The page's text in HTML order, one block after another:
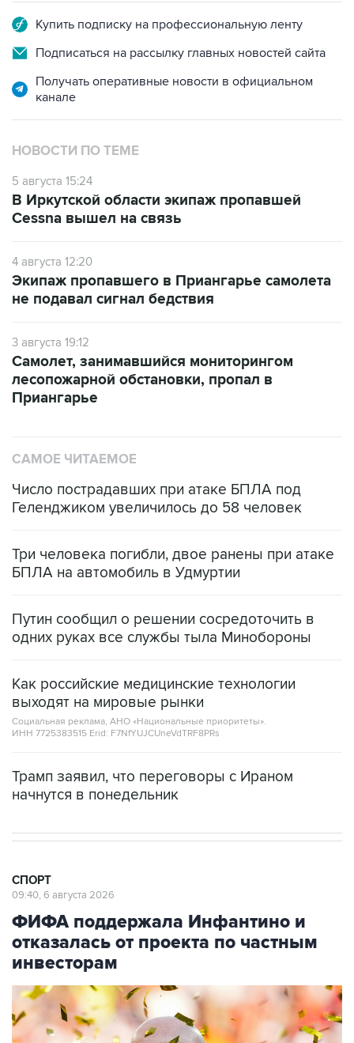
Купить подписку на профессиональную ленту
Подписаться на рассылку главных новостей сайта
Получать оперативные новости в официальном
канале
НОВОСТИ ПО ТЕМЕ
5 августа 15:24
В Иркутской области экипаж пропавшей
Cessna вышел на связь
4 августа 12:20
Экипаж пропавшего в Приангарье самолета
не подавал сигнал бедствия
3 августа 19:12
Самолет, занимавшийся мониторингом
лесопожарной обстановки, пропал в
Приангарье
САМОЕ ЧИТАЕМОЕ
Число пострадавших при атаке БПЛА под
Геленджиком увеличилось до 58 человек
Три человека погибли, двое ранены при атаке
БПЛА на автомобиль в Удмуртии
Путин сообщил о решении сосредоточить в
одних руках все службы тыла Минобороны
Как российские медицинские технологии
выходят на мировые рынки
Социальная реклама, АНО «Национальные приоритеты».
ИНН 7725383515 Erid: F7NfYUJCUneVdTRF8PRs
Трамп заявил, что переговоры с Ираном
начнутся в понедельник
СПОРТ
09:40, 6 августа 2026
ФИФА поддержала Инфантино и
отказалась от проекта по частным
инвесторам